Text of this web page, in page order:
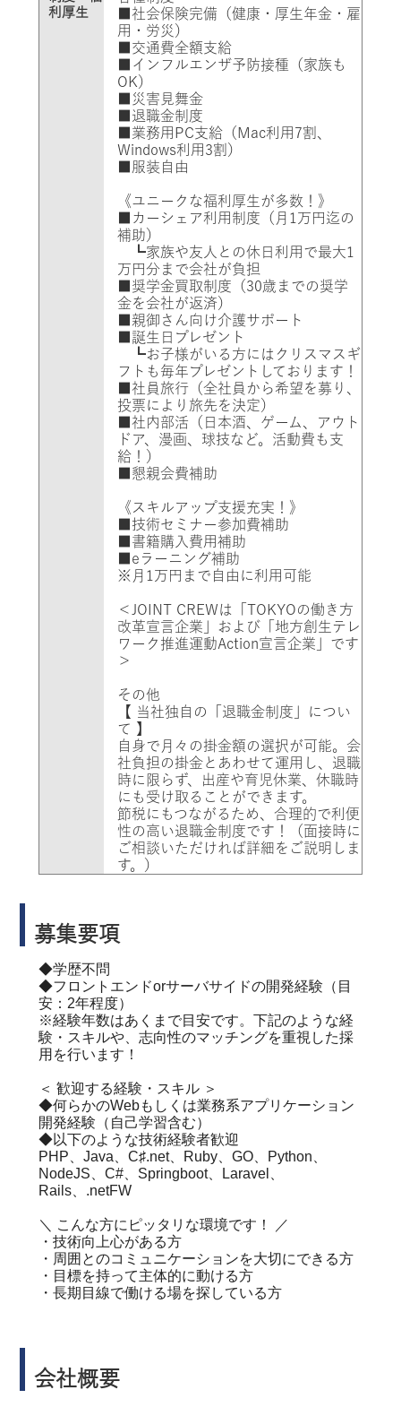
利厚生
■社会保険完備（健康・厚生年金・雇
用・労災）
■交通費全額支給
■インフルエンザ予防接種（家族も
OK）
■災害見舞金
■退職金制度
■業務用PC支給（Mac利用7割、
Windows利用3割）
■服装自由
《ユニークな福利厚生が多数！》
■カーシェア利用制度（月1万円迄の
補助）
┗家族や友人との休日利用で最大1
万円分まで会社が負担
■奨学金買取制度（30歳までの奨学
金を会社が返済）
■親御さん向け介護サポート
■誕生日プレゼント
┗お子様がいる方にはクリスマスギ
フトも毎年プレゼントしております！
■社員旅行（全社員から希望を募り、
投票により旅先を決定）
■社内部活（日本酒、ゲーム、アウト
ドア、漫画、球技など。活動費も支
給！）
■懇親会費補助
《スキルアップ支援充実！》
■技術セミナー参加費補助
■書籍購入費用補助
■eラーニング補助
※月1万円まで自由に利用可能
＜JOINT CREWは「TOKYOの働き方
改革宣言企業」および「地方創生テレ
ワーク推進運動Action宣言企業」です
＞
その他
【 当社独自の「退職金制度」につい
て 】
自身で月々の掛金額の選択が可能。会
社負担の掛金とあわせて運用し、退職
時に限らず、出産や育児休業、休職時
にも受け取ることができます。
節税にもつながるため、合理的で利便
性の高い退職金制度です！（面接時に
ご相談いただければ詳細をご説明しま
す。）
募集要項
◆学歴不問
◆フロントエンドorサーバサイドの開発経験（目
安：2年程度）
※経験年数はあくまで目安です。下記のような経
験・スキルや、志向性のマッチングを重視した採
用を行います！
＜ 歓迎する経験・スキル ＞
◆何らかのWebもしくは業務系アプリケーション
開発経験（自己学習含む）
◆以下のような技術経験者歓迎
PHP、Java、C♯.net、Ruby、GO、Python、
NodeJS、C#、Springboot、Laravel、
Rails、.netFW
＼ こんな方にピッタリな環境です！ ／
・技術向上心がある方
・周囲とのコミュニケーションを大切にできる方
・目標を持って主体的に動ける方
・長期目線で働ける場を探している方
会社概要